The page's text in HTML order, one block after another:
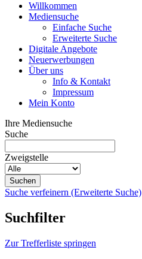
Willkommen
Mediensuche
Einfache Suche
Erweiterte Suche
Digitale Angebote
Neuerwerbungen
Über uns
Info & Kontakt
Impressum
Mein Konto
Ihre Mediensuche
Suche
Zweigstelle
Suche verfeinern (Erweiterte Suche)
Suchfilter
Zur Trefferliste springen